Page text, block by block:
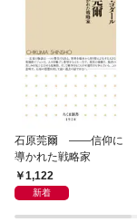
石原莞爾 ――信仰に
導かれた戦略家
1,122
新着